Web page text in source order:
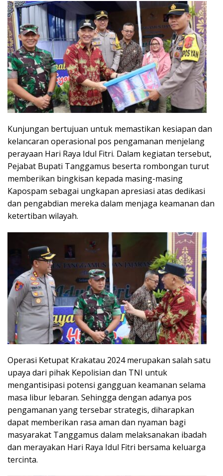
Kunjungan bertujuan untuk memastikan kesiapan dan
kelancaran operasional pos pengamanan menjelang
perayaan Hari Raya Idul Fitri. Dalam kegiatan tersebut,
Pejabat Bupati Tanggamus beserta rombongan turut
memberikan bingkisan kepada masing-masing
Kapospam sebagai ungkapan apresiasi atas dedikasi
dan pengabdian mereka dalam menjaga keamanan dan
ketertiban wilayah.
Operasi Ketupat Krakatau 2024 merupakan salah satu
upaya dari pihak Kepolisian dan TNI untuk
mengantisipasi potensi gangguan keamanan selama
masa libur lebaran. Sehingga dengan adanya pos
pengamanan yang tersebar strategis, diharapkan
dapat memberikan rasa aman dan nyaman bagi
masyarakat Tanggamus dalam melaksanakan ibadah
dan merayakan Hari Raya Idul Fitri bersama keluarga
tercinta.